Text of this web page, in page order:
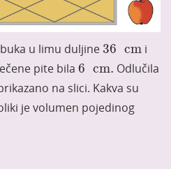
u limu duljine 36 cm
36 cm i
pite bila 6 cm.
6 cm. Odlučila
na slici. Kakva su
je volumen pojedinog